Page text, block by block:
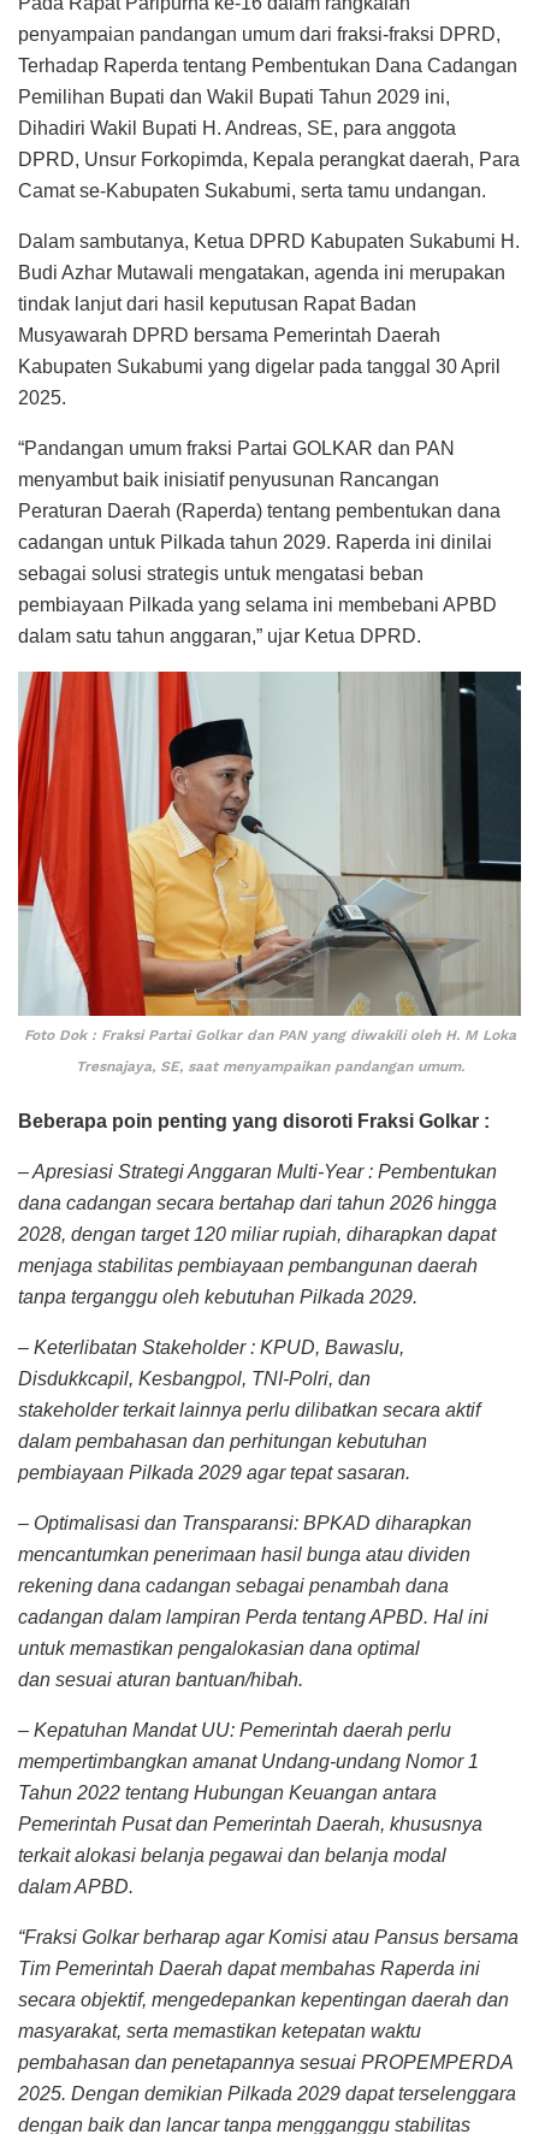
penyampaian pandangan umum dari fraksi-fraksi DPRD,
Terhadap Raperda tentang Pembentukan Dana Cadangan
Pemilihan Bupati dan Wakil Bupati Tahun 2029 ini,
Dihadiri Wakil Bupati H. Andreas, SE, para anggota
DPRD, Unsur Forkopimda, Kepala perangkat daerah, Para
Camat se-Kabupaten Sukabumi, serta tamu undangan.
Dalam sambutanya, Ketua DPRD Kabupaten Sukabumi H.
Budi Azhar Mutawali mengatakan, agenda ini merupakan
tindak lanjut dari hasil keputusan Rapat Badan
Musyawarah DPRD bersama Pemerintah Daerah
Kabupaten Sukabumi yang digelar pada tanggal 30 April
2025.
“Pandangan umum fraksi Partai GOLKAR dan PAN
menyambut baik inisiatif penyusunan Rancangan
Peraturan Daerah (Raperda) tentang pembentukan dana
cadangan untuk Pilkada tahun 2029. Raperda ini dinilai
sebagai solusi strategis untuk mengatasi beban
pembiayaan Pilkada yang selama ini membebani APBD
dalam satu tahun anggaran,” ujar Ketua DPRD.
Foto Dok : Fraksi Partai Golkar dan PAN yang diwakili oleh H. M Loka
Tresnajaya, SE, saat menyampaikan pandangan umum.
Beberapa poin penting yang disoroti Fraksi Golkar :
– Apresiasi Strategi Anggaran Multi-Year : Pembentukan
dana cadangan secara bertahap dari tahun 2026 hingga
2028, dengan target 120 miliar rupiah, diharapkan dapat
menjaga stabilitas pembiayaan pembangunan daerah
tanpa terganggu oleh kebutuhan Pilkada 2029.
– Keterlibatan Stakeholder : KPUD, Bawaslu,
Disdukkcapil, Kesbangpol, TNI-Polri, dan
stakeholder terkait lainnya perlu dilibatkan secara aktif
dalam pembahasan dan perhitungan kebutuhan
pembiayaan Pilkada 2029 agar tepat sasaran.
– Optimalisasi dan Transparansi: BPKAD diharapkan
mencantumkan penerimaan hasil bunga atau dividen
rekening dana cadangan sebagai penambah dana
cadangan dalam lampiran Perda tentang APBD. Hal ini
untuk memastikan pengalokasian dana optimal
dan sesuai aturan bantuan/hibah.
– Kepatuhan Mandat UU: Pemerintah daerah perlu
mempertimbangkan amanat Undang-undang Nomor 1
Tahun 2022 tentang Hubungan Keuangan antara
Pemerintah Pusat dan Pemerintah Daerah, khususnya
terkait alokasi belanja pegawai dan belanja modal
dalam APBD.
“Fraksi Golkar berharap agar Komisi atau Pansus bersama
Tim Pemerintah Daerah dapat membahas Raperda ini
secara objektif, mengedepankan kepentingan daerah dan
masyarakat, serta memastikan ketepatan waktu
pembahasan dan penetapannya sesuai PROPEMPERDA
2025. Dengan demikian Pilkada 2029 dapat terselenggara
dengan baik dan lancar tanpa mengganggu stabilitas